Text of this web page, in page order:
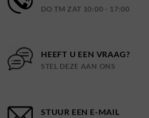
DO TM ZAT 10:00 - 17:00
HEEFT U EEN VRAAG?
STEL DEZE AAN ONS
STUUR EEN E-MAIL